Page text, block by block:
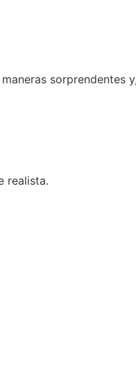
sorprendentes
realista.